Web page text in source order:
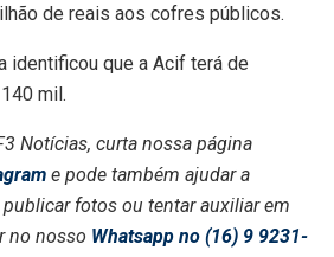
de reais aos cofres públicos.
identificou que a Acif terá de
mil.
Notícias, curta nossa página
e pode também ajudar a
fotos ou tentar auxiliar em
no nosso Whatsapp no (16) 9 9231-